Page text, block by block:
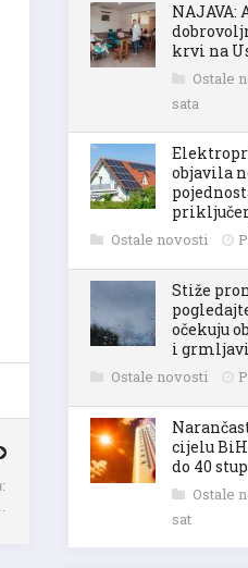
NAJAVA:
krvi na
Ostale
sata
objavila
Ostale novosti
Stiže
očekuju
i
Ostale novosti
cijelu
do 40
Ostale
sat